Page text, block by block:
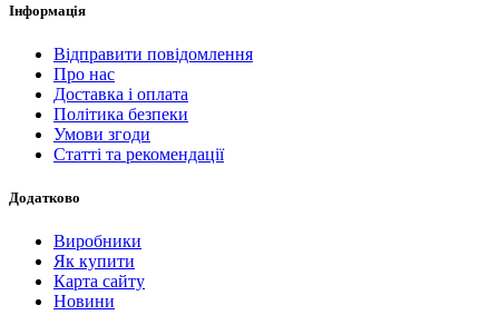
Інформація
Відправити повідомлення
Про нас
Доставка і оплата
Політика безпеки
Умови згоди
Статті та рекомендації
Додатково
Виробники
Як купити
Карта сайту
Новини